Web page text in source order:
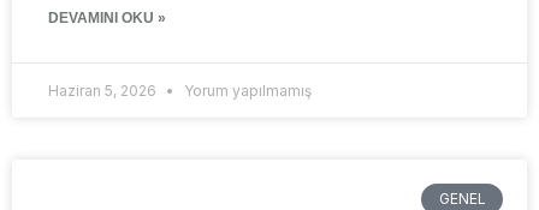
DEVAMINI OKU »
Haziran 5, 2026 Yorum yapılmamış
GENEL